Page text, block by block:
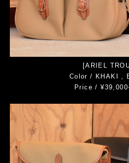
[ARIEL
Color / KHAKI ,
Price /